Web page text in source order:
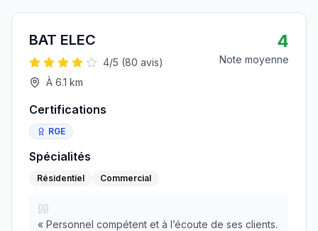
BAT ELEC
4/5 (80 avis)
À 6.1 km
4
Note moyenne
Certifications
RGE
Spécialités
Résidentiel Commercial
« Personnel compétent et à l’écoute de ses clients.